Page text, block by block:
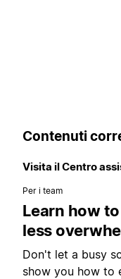
Contenuti
Visita il Centro
Per i team
Learn how
less
Don't let a busy
show you how to